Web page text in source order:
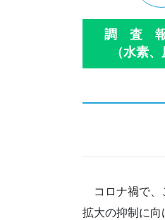
調 査
（水素、
コロナ禍で、
拡大の抑制に向